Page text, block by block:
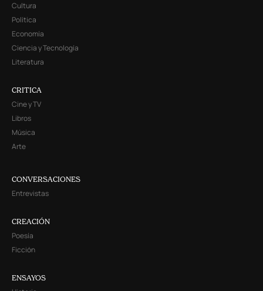
Cultura
Política
Economía
Ciencia y Tecnología
Literatura
CRITICA
Cine y TV
Libros
Música
Arte
CONVERSACIONES
Entrevistas
CREACIÓN
Poesía
Ficción
ENSAYOS